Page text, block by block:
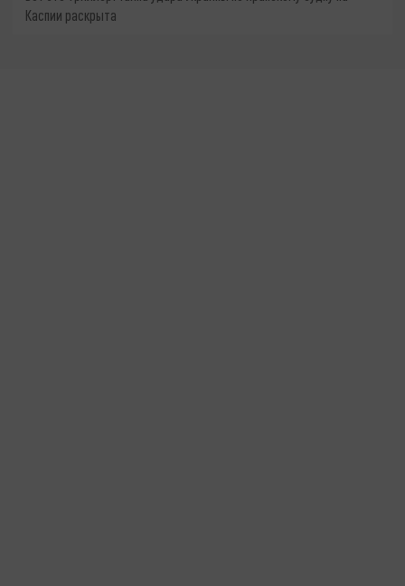
Каспии раскрыта